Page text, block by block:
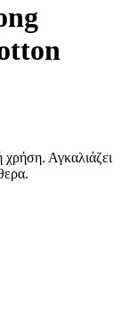
Αγκαλιάζει